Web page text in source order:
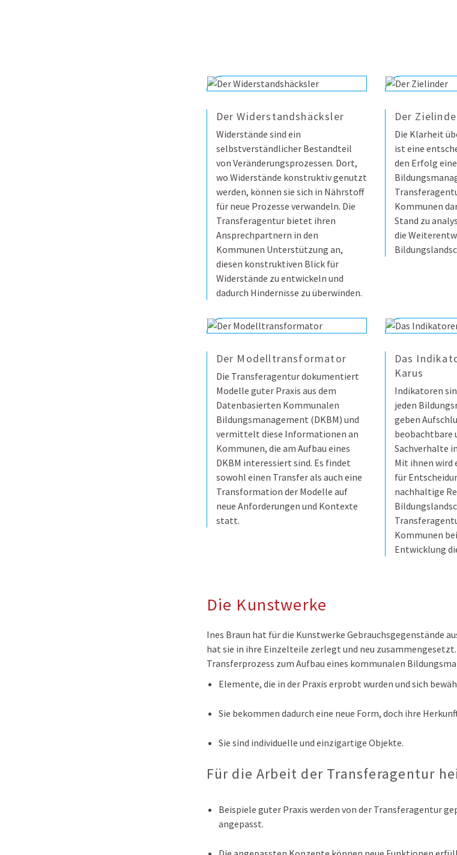
Der Widerstandshäcksler
Widerstände sind ein
selbstverständlicher Bestandteil
von Veränderungsprozessen. Dort,
wo Widerstände konstruktiv genutzt
werden, können sie sich in Nährstoff
für neue Prozesse verwandeln. Die
Transferagentur bietet ihren
Ansprechpartnern in den
Kommunen Unterstützung an,
diesen konstruktiven Blick für
Widerstände zu entwickeln und
dadurch Hindernisse zu überwinden.
Der
Die Klarheit
ist eine
den Erfolg
Kommunen
Stand zu
die
Der Modelltransformator
Die Transferagentur dokumentiert
Modelle guter Praxis aus dem
Datenbasierten Kommunalen
Bildungsmanagement (DKBM) und
vermittelt diese Informationen an
Kommunen, die am Aufbau eines
DKBM interessiert sind. Es findet
sowohl einen Transfer als auch eine
Transformation der Modelle auf
neue Anforderungen und Kontexte
statt.
Das
Karus
Indikatoren
jeden
geben
beobachtbare
Sachverhalte
Mit ihnen wird
für
nachhaltige
Kommunen
Entwicklung
Die Kunstwerke
Ines Braun hat für die Kunstwerke Gebrauchsgegenstände
hat sie in ihre Einzelteile zerlegt und neu
Transferprozess zum Aufbau eines kommunalen
Elemente, die in der Praxis erprobt wurden und sich
Sie bekommen dadurch eine neue Form, doch ihre
Sie sind individuelle und einzigartige Objekte.
Für die Arbeit der Transferagentur
Beispiele guter Praxis werden von der Transferagentur
angepasst.